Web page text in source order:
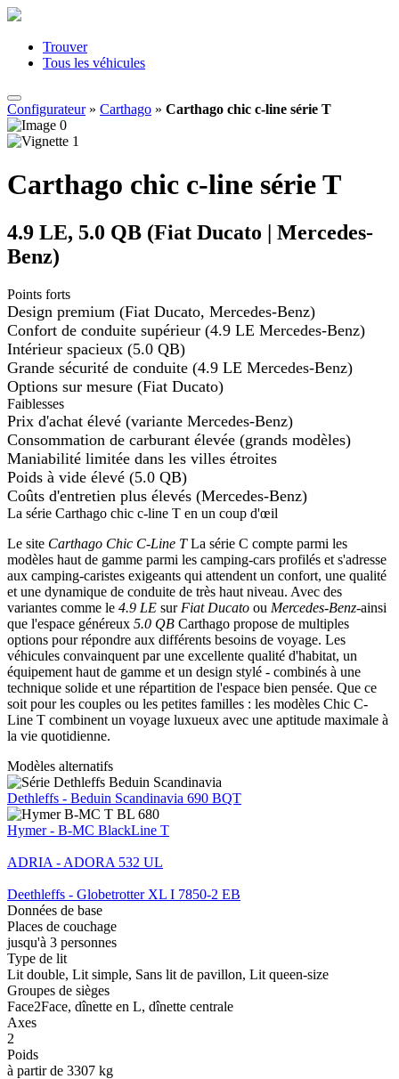
Trouver
Tous les véhicules
Configurateur» Carthago » Carthago chic c-line série T
Carthago chic c-line série T
4.9 LE, 5.0 QB (Fiat Ducato | Mercedes-
Benz)
Points forts
Design premium (Fiat Ducato, Mercedes-Benz)
Confort de conduite supérieur (4.9 LE Mercedes-Benz)
Intérieur spacieux (5.0 QB)
Grande sécurité de conduite (4.9 LE Mercedes-Benz)
Options sur mesure (Fiat Ducato)
Faiblesses
Prix d'achat élevé (variante Mercedes-Benz)
Consommation de carburant élevée (grands modèles)
Maniabilité limitée dans les villes étroites
Poids à vide élevé (5.0 QB)
Coûts d'entretien plus élevés (Mercedes-Benz)
La série Carthago chic c-line T en un coup d'œil
Le site Carthago Chic C-Line TLa série C compte parmi les
modèles haut de gamme parmi les camping-cars profilés et s'adresse
aux camping-caristes exigeants qui attendent un confort, une qualité
et une dynamique de conduite de très haut niveau. Avec des
variantes comme le 4.9 LE sur Fiat Ducato ou Mercedes-Benz-ainsi
que l'espace généreux 5.0 QB Carthago propose de multiples
options pour répondre aux différents besoins de voyage. Les
véhicules convainquent par une excellente qualité d'habitat, un
équipement haut de gamme et un design stylé - combinés à une
technique solide et une répartition de l'espace bien pensée. Que ce
soit pour les couples ou les petites familles : les modèles Chic C-
Line T combinent un voyage luxueux avec une aptitude maximale à
la vie quotidienne.
Modèles alternatifs
Dethleffs - Beduin Scandinavia 690 BQT
Hymer - B-MC BlackLine T
ADRIA - ADORA 532 UL
Deethleffs - Globetrotter XL I 7850-2 EB
Données de base
Places de couchage
jusqu'à 3 personnes
Type de lit
Lit double, Lit simple, Sans lit de pavillon, Lit queen-size
Groupes de sièges
Face2Face, dînette en L, dînette centrale
Axes
2
Poids
à partir de 3307 kg